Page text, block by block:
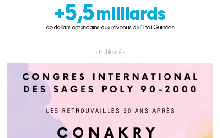
- Publicité -